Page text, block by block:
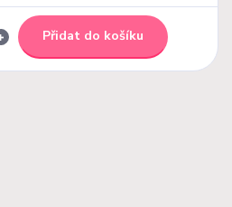
Přidat do košíku